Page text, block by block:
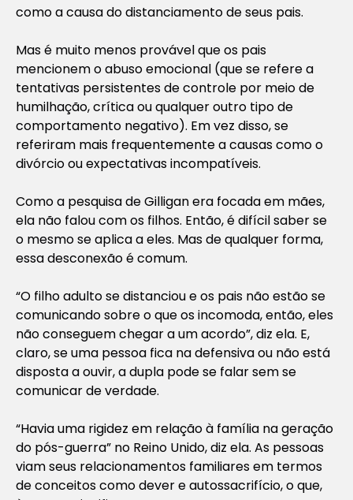
como a causa do distanciamento de seus pais.
Mas é muito menos provável que os pais
mencionem o abuso emocional (que se refere a
tentativas persistentes de controle por meio de
humilhação, crítica ou qualquer outro tipo de
comportamento negativo). Em vez disso, se
referiram mais frequentemente a causas como o
divórcio ou expectativas incompatíveis.
Como a pesquisa de Gilligan era focada em mães,
ela não falou com os filhos. Então, é difícil saber se
o mesmo se aplica a eles. Mas de qualquer forma,
essa desconexão é comum.
“O filho adulto se distanciou e os pais não estão se
comunicando sobre o que os incomoda, então, eles
não conseguem chegar a um acordo”, diz ela. E,
claro, se uma pessoa fica na defensiva ou não está
disposta a ouvir, a dupla pode se falar sem se
comunicar de verdade.
“Havia uma rigidez em relação à família na geração
do pós-guerra” no Reino Unido, diz ela. As pessoas
viam seus relacionamentos familiares em termos
de conceitos como dever e autossacrifício, o que,